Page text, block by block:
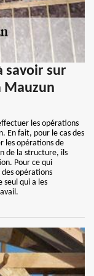
savoir sur
Mauzun
les opérations
En fait, pour le cas des
les opérations de
de la structure, ils
Pour ce qui
opérations
qui a les